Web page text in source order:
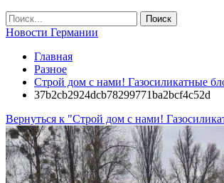
Новости Германии
Главная
Разное
Строй дом с нами! Газосиликатные
37b2cb2924dcb78299771ba2bcf4c52d
Вернуться к "Строй дом с нами!